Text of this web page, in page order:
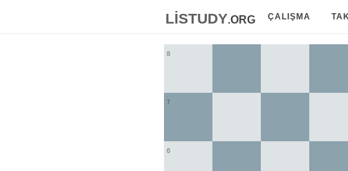
listudy.org ÇALIŞMA
6
7
8